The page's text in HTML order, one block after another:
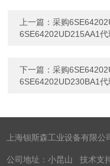
上一篇：采购
6SE64202UD215AA1代
下一篇：采购
6SE64202UD230BA1代
上海钡斯森工业设备有限公
公司地址：小昆山 技术支